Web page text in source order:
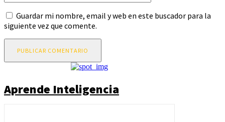
Guardar mi nombre, email y web en este buscador para la
siguiente vez que comente.
Aprende Inteligencia